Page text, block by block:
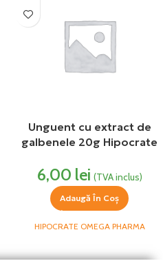
Unguent cu extract de
galbenele 20g Hipocrate
6,00 lei (TVA inclus)
Adaugă În Coș
HIPOCRATE OMEGA PHARMA